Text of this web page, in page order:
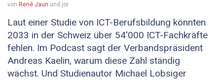
von René Jaun und jor
Laut einer Studie von ICT-Berufsbildung könnten
2033 in der Schweiz über 54'000 ICT-Fachkräfte
fehlen. Im Podcast sagt der Verbandspräsident
Andreas Kaelin, warum diese Zahl ständig
wächst. Und Studienautor Michael Lobsiger